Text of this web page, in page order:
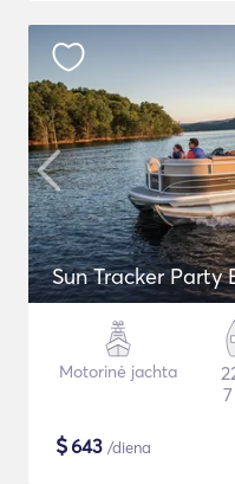
Sun Tracker Party
Motorinė jachta
$643 /diena